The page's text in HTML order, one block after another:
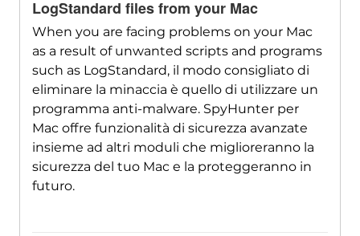
LogStandard files from your Mac
When you are facing problems on your Mac
as a result of unwanted scripts and programs
such as LogStandard, il modo consigliato di
eliminare la minaccia è quello di utilizzare un
programma anti-malware. SpyHunter per
Mac offre funzionalità di sicurezza avanzate
insieme ad altri moduli che miglioreranno la
sicurezza del tuo Mac e la proteggeranno in
futuro.